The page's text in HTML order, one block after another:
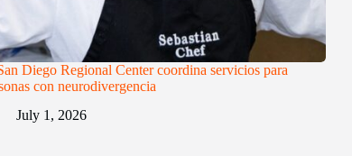
Diego Regional Center coordina servicios para
con neurodivergencia
July 1, 2026